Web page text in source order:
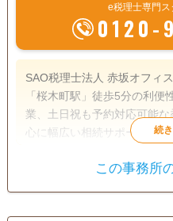
e税理士専門
0120-
SAO税理士法人 赤坂オフィ
「桜木町駅」徒歩5分の利
業、土日祝も予約対応可能
心に幅広い相続サポートを行っています
人がいる場合や、遺産分割
相続
この事務所